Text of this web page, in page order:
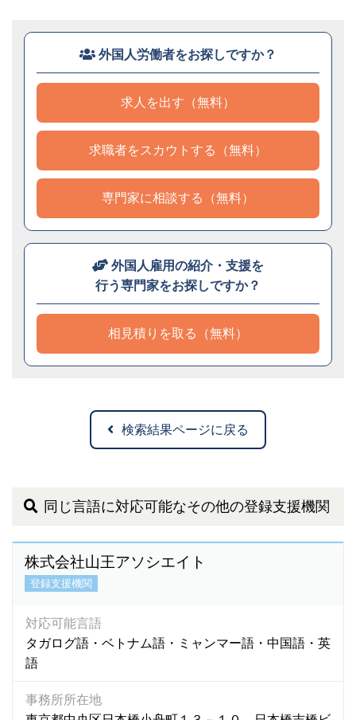
外国人労働者をお探しですか？
求人を出す（無料）
求職者をスカウトする（無料）
専門家に相談する（無料）
外国人雇用の紹介・支援を
行う専門家をお探しですか？
相見積りを取る（無料）
検索結果ページに戻る
同じ言語に対応可能なその他の登録支援機関
株式会社山王アソシエイト
登録支援機関
対応可能言語
タガログ語・ベトナム語・ミャンマー語・中国語・英
語
事務所所在地